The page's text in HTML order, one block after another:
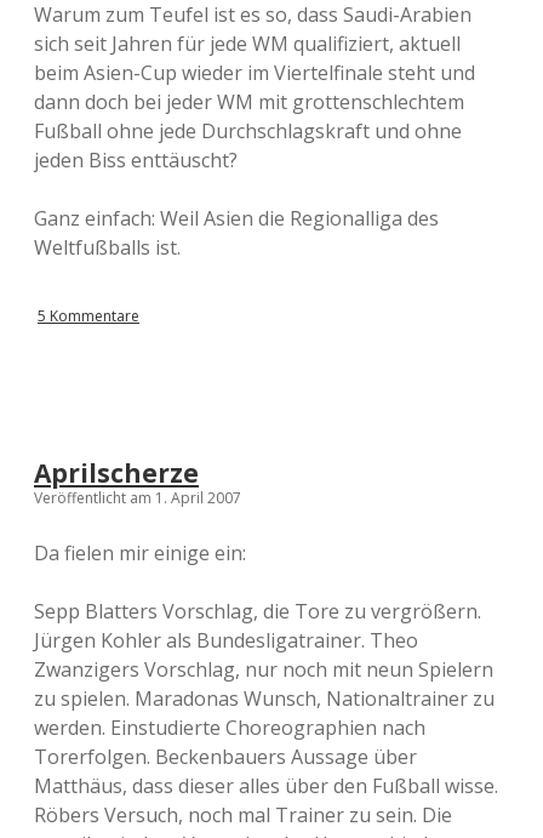
Warum zum Teufel ist es so, dass Saudi-Arabien
sich seit Jahren für jede WM qualifiziert, aktuell
beim Asien-Cup wieder im Viertelfinale steht und
dann doch bei jeder WM mit grottenschlechtem
Fußball ohne jede Durchschlagskraft und ohne
jeden Biss enttäuscht?
Ganz einfach: Weil Asien die Regionalliga des
Weltfußballs ist.
5 Kommentare
Aprilscherze
Veröffentlicht am 1. April 2007
Da fielen mir einige ein:
Sepp Blatters Vorschlag, die Tore zu vergrößern.
Jürgen Kohler als Bundesligatrainer. Theo
Zwanzigers Vorschlag, nur noch mit neun Spielern
zu spielen. Maradonas Wunsch, Nationaltrainer zu
werden. Einstudierte Choreographien nach
Torerfolgen. Beckenbauers Aussage über
Matthäus, dass dieser alles über den Fußball wisse.
Röbers Versuch, noch mal Trainer zu sein. Die